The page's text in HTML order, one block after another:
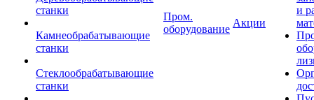
станки
Камнеобрабатывающие
станки
Стеклообрабатывающие
станки
Пром.
оборудование
Акции
и